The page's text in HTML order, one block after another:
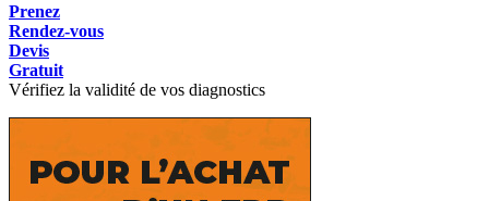
Prenez
Rendez-vous
Devis
Gratuit
Vérifiez la validité de vos diagnostics